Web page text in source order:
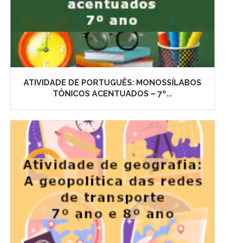
ATIVIDADE DE PORTUGUÊS: MONOSSÍLABOS
TÔNICOS ACENTUADOS – 7º...